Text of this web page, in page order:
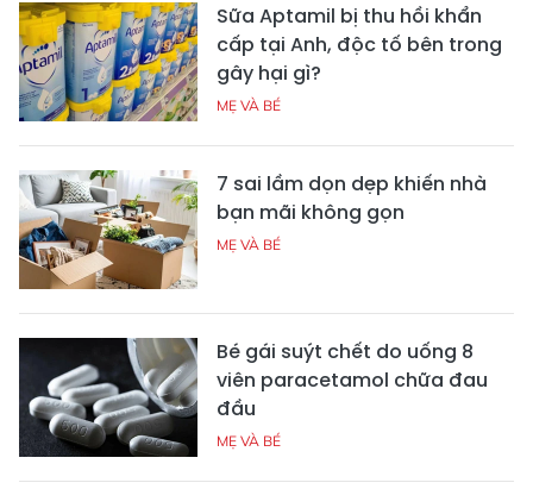
Sữa Aptamil bị thu hồi khẩn
cấp tại Anh, độc tố bên trong
gây hại gì?
MẸ VÀ BÉ
7 sai lầm dọn dẹp khiến nhà
bạn mãi không gọn
MẸ VÀ BÉ
Bé gái suýt chết do uống 8
viên paracetamol chữa đau
đầu
MẸ VÀ BÉ